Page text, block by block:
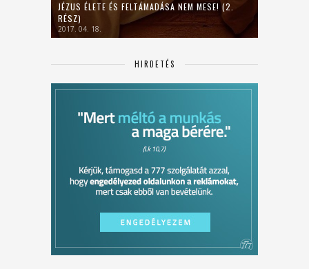
JÉZUS ÉLETE ÉS FELTÁMADÁSA NEM MESE! (2.
RÉSZ)
2017. 04. 18.
HIRDETÉS